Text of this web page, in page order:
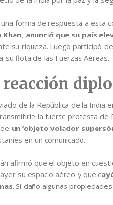
una forma de respuesta a esta
Khan, anunció que su país
su riqueza. Luego participó
su flota de las Fuerzas Aéreas.
reacción
de la República de la
la fuerte protesta de
un ‘objeto volador
en un comunicado.
afirmó que el objeto en
su espacio aéreo y que c
. Sí dañó algunas